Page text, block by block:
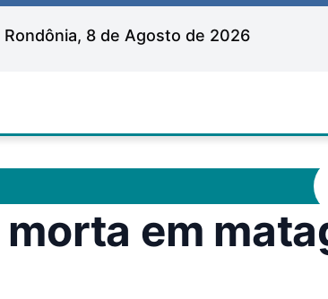
Rondônia, 8 de Agosto de 2026
em